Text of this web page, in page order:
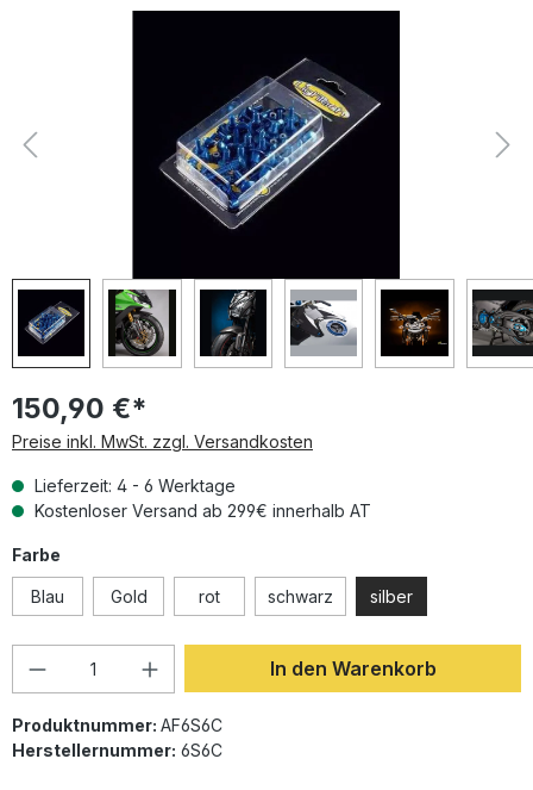
150,90 €*
Preise inkl. MwSt. zzgl. Versandkosten
Lieferzeit: 4 - 6 Werktage
Kostenloser Versand ab 299€ innerhalb AT
Farbe
Blau Gold rot schwarz silber
Produkt Anzahl: Gib den gewünschten
In den Warenkorb
Produktnummer: AF6S6C
Herstellernummer: 6S6C